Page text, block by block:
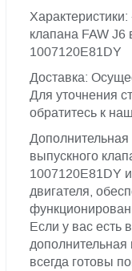
клапана FAW
1007120E81DY
Доставка:
Для уточнения
обратитесь к
выпускного
1007120E81DY
двигателя,
Если у вас есть
всегда готовы